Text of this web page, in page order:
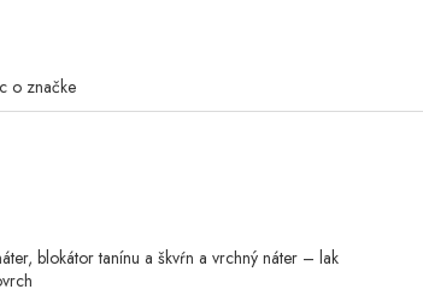
o značke
blokátor tanínu a škvŕn a vrchný náter – lak